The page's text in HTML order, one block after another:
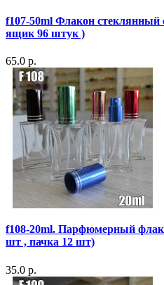
f107-50ml Флакон стеклянный
ящик 96 штук )
65.0 р.
f108-20ml. Парфюмерный
шт , пачка 12 шт)
35.0 р.